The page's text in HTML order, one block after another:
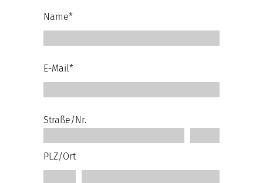
Name*
E-Mail*
Straße/Nr.
PLZ/Ort